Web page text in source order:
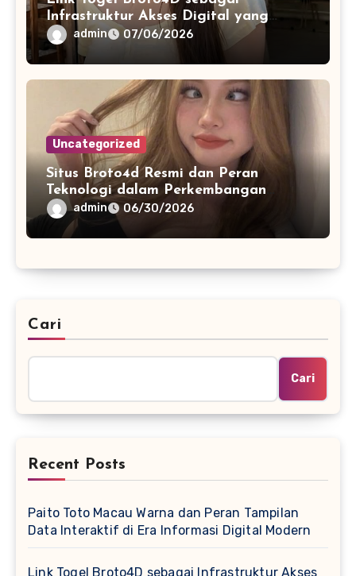
Infrastruktur Akses Digital yang
Lebih Stabil dan Cepat
admin 07/06/2026
Uncategorized
Situs Broto4d Resmi dan Peran
Teknologi dalam Perkembangan
Platform Online
admin 06/30/2026
Cari
Cari
Recent Posts
Paito Toto Macau Warna dan Peran Tampilan
Data Interaktif di Era Informasi Digital Modern
Link Togel Broto4D sebagai Infrastruktur Akses